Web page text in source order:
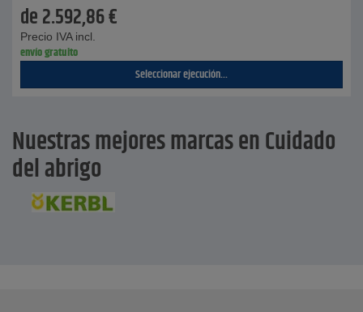
de2.592,86€
Precio IVA incl.
envío gratuito
Seleccionar ejecución...
Nuestras mejores marcas en Cuidado
del abrigo